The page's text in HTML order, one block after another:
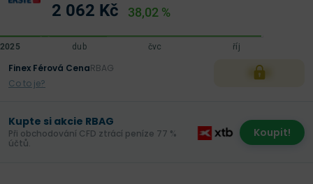
2 062 Kč 38,02 %
Finex Férová CenaRBAG
Co to je?
XXX
Kupte si akcie RBAG
Při obchodování CFD ztrácí peníze 77 %
účtů.
Koupit!